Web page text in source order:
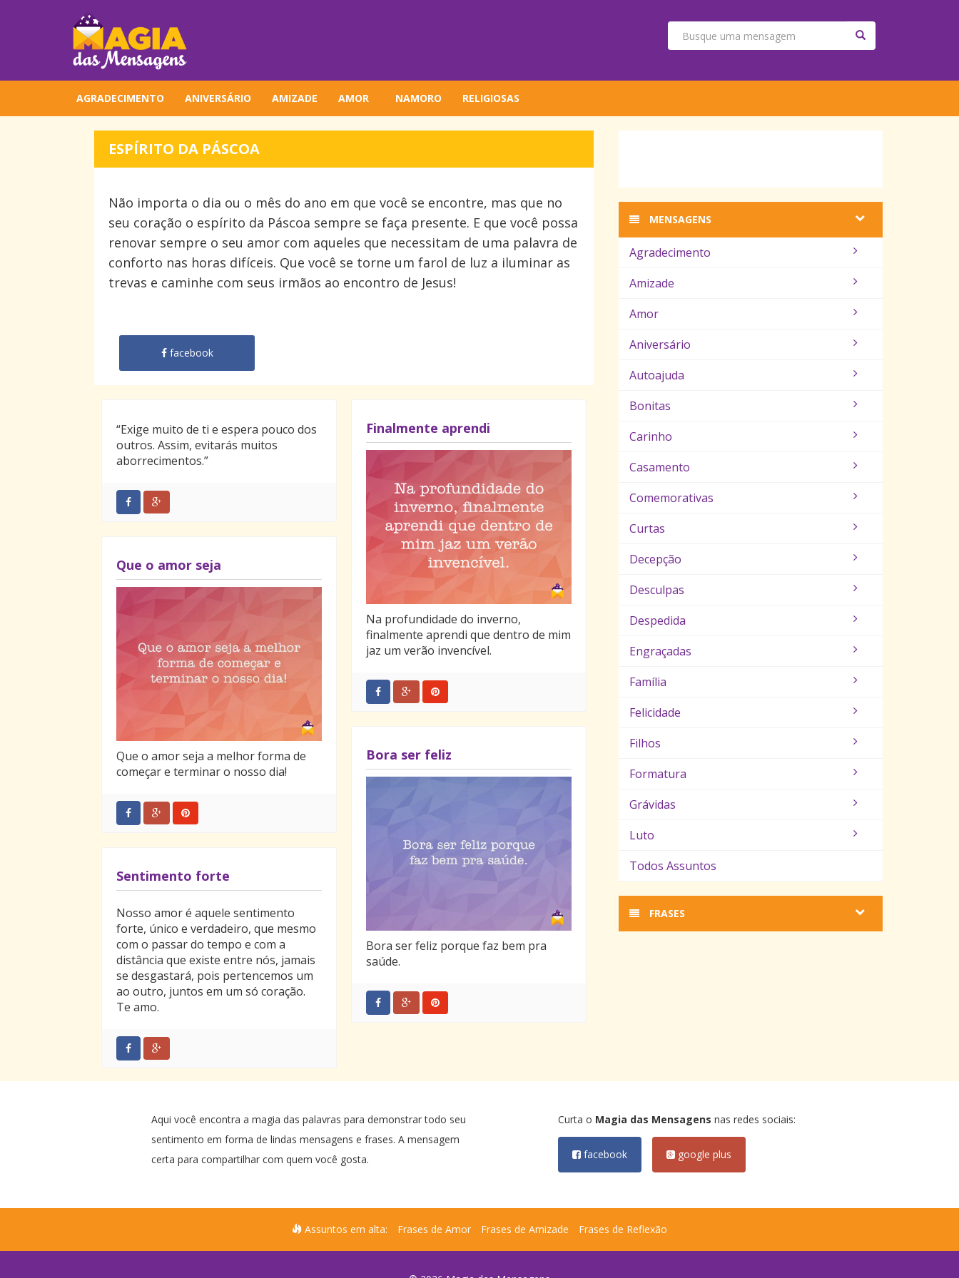
AGRADECIMENTO ANIVERSÁRIO AMIZADE AMOR NAMORO RELIGIOSAS
ESPÍRITO DA PÁSCOA
Não importa o dia ou o mês do ano em que você se encontre, mas que no
seu coração o espírito da Páscoa sempre se faça presente. E que você possa
renovar sempre o seu amor com aqueles que necessitam de uma palavra de
conforto nas horas difíceis. Que você se torne um farol de luz a iluminar as
trevas e caminhe com seus irmãos ao encontro de Jesus!
facebook
“Exige muito de ti e espera pouco dos
outros. Assim, evitarás muitos
aborrecimentos.”
Finalmente aprendi
Na profundidade do inverno,
finalmente aprendi que dentro de mim
jaz um verão invencível.
Que o amor seja
Que o amor seja a melhor forma de
começar e terminar o nosso dia!
Bora ser feliz
Bora ser feliz porque faz bem pra
saúde.
Sentimento forte
Nosso amor é aquele sentimento
forte, único e verdadeiro, que mesmo
com o passar do tempo e com a
distância que existe entre nós, jamais
se desgastará, pois pertencemos um
ao outro, juntos em um só coração.
Te amo.
MENSAGENS
Agradecimento
Amizade
Amor
Aniversário
Autoajuda
Bonitas
Carinho
Casamento
Comemorativas
Curtas
Decepção
Desculpas
Despedida
Engraçadas
Família
Felicidade
Filhos
Formatura
Grávidas
Luto
Todos Assuntos
FRASES
Aqui você encontra a magia das palavras para demonstrar todo seu
sentimento em forma de lindas mensagens e frases. A mensagem
certa para compartilhar com quem você gosta.
Curta o Magia das Mensagens nas redes sociais:
facebook google plus
Assuntos em alta: Frases de Amor Frases de Amizade Frases de Reflexão